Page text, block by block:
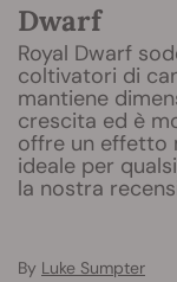
Dwarf
Royal Dwarf
coltivatori di
mantiene
crescita ed è
offre un effetto
ideale per
la nostra
By Luke Sumpter